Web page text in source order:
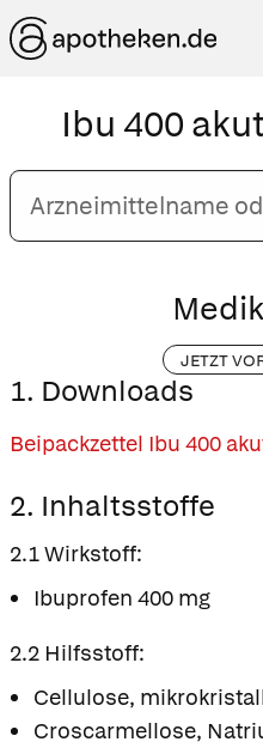
Ibu 400
Arzneimittelname
oder
PZN
JETZT
1. Downloads
Beipackzettel Ibu 400
2. Inhaltsstoffe
2.1 Wirkstoff:
Ibuprofen 400 mg
2.2 Hilfsstoff:
Cellulose,
Croscarmellose,